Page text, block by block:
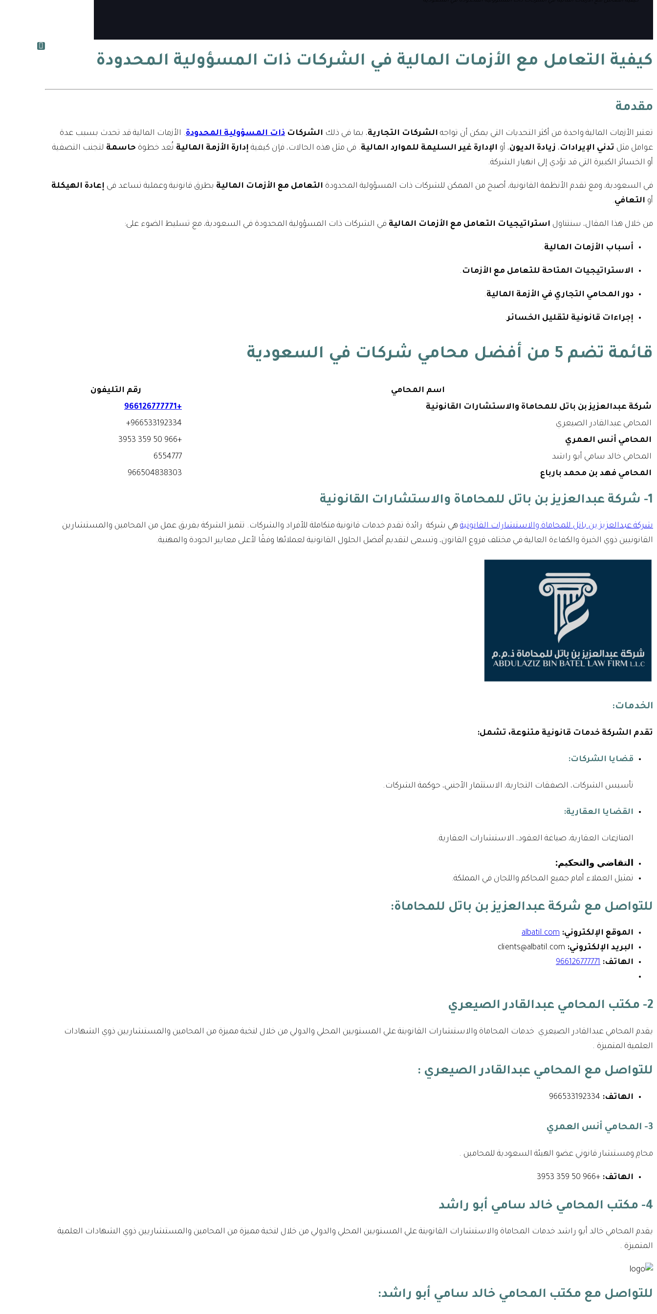
كيفية التعامل مع الأزمات المالية في الشركات ذات المسؤولية المحدودة
مقدمة
تعتبر الأزمات المالية واحدة من أكثر التحديات التي يمكن أن تواجه الشركات التجارية، بما في ذلك الشركات ذات المسؤولية المحدودة. الأزمات المالية قد تحدث بسبب عدة
عوامل مثل تدني الإيرادات، زيادة الديون، أو الإدارة غير السليمة للموارد المالية. في مثل هذه الحالات، فإن كيفية إدارة الأزمة المالية تُعد خطوة حاسمة لتجنب التصفية
أو الخسائر الكبيرة التي قد تؤدي إلى انهيار الشركة.
في السعودية، ومع تقدم الأنظمة القانونية، أصبح من الممكن للشركات ذات المسؤولية المحدودة التعامل مع الأزمات المالية بطرق قانونية وعملية تساعد في إعادة الهيكلة
أو التعافي.
من خلال هذا المقال، سنتناول استراتيجيات التعامل مع الأزمات المالية في الشركات ذات المسؤولية المحدودة في السعودية، مع تسليط الضوء على:
أسباب الأزمات المالية.
الاستراتيجيات المتاحة للتعامل مع الأزمات .
دور المحامي التجاري في الأزمة المالية.
إجراءات قانونية لتقليل الخسائر.
قائمة تضم 5 من أفضل محامي شركات في السعودية
اسم المحامي
رقم التليفون
شركة عبدالعزيز بن باتل للمحاماة والاستشارات القانونية
+966126777771
المحامي عبدالقادر الصيعري
المحامي أنس العمري
+966 50 359 3953
المحامي خالد سامي أبو راشد
6554777
المحامي فهد بن محمد بارباع
966504838303
1- شركة عبدالعزيز بن باتل للمحاماة والاستشارات القانونية
شركة عبدالعزيز بن باتل للمحاماة والاستشارات القانونية هي شركة رائدة تقدم خدمات قانونية متكاملة للأفراد والشركات. تتميز الشركة بفريق عمل من المحامين والمستشارين
القانونيين ذوي الخبرة والكفاءة العالية في مختلف فروع القانون، وتسعى لتقديم أفضل الحلول القانونية لعملائها وفقًا لأعلى معايير الجودة والمهنية.
الخدمات:
تقدم الشركة خدمات قانونية متنوعة، تشمل:
قضايا الشركات:
تأسيس الشركات، الصفقات التجارية، الاستثمار الأجنبي، حوكمة الشركات.
القضايا العقارية:
المنازعات العقارية، صياغة العقود، الاستشارات العقارية.
التقاضي والتحكيم:
تمثيل العملاء أمام جميع المحاكم واللجان في المملكة.
للتواصل مع شركة عبدالعزيز بن باتل للمحاماة:
الموقع الإلكتروني: albatil.com
البريد الإلكتروني:
الهاتف: 966126777771
2- مكتب المحامي عبدالقادر الصيعري
يقدم المحامي عبدالقادر الصيعري خدمات المحاماة والاستشارات القانوينة علي المستويين المحلي والدولي من خلال لنخبة مميزة من المحامين والمستشاريين ذوي الشهادات
العلمية المتميزة .
للتواصل مع المحامي عبدالقادر الصيعري :
الهاتف:
3- المحامي أنس العمري
محامِ ومستشار قانوني عضو الهيئة السعودية للمحامين .
الهاتف: +966 50 359 3953
4- مكتب المحامي خالد سامي أبو راشد
يقدم المحامي خالد أبو راشد خدمات المحاماة والاستشارات القانوينة علي المستويين المحلي والدولي من خلال لنخبة مميزة من المحامين والمستشاريين ذوي الشهادات العلمية
المتميزة .
للتواصل مع مكتب المحامي خالد سامي أبو راشد: